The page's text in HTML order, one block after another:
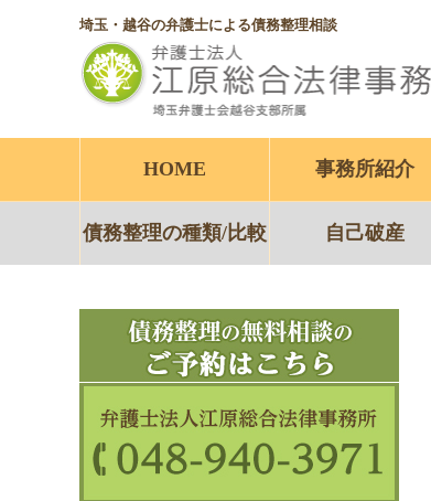
埼玉・越谷の弁護士による債務整理相談
HOME 事務所紹介
債務整理の種類/比較 自己破産